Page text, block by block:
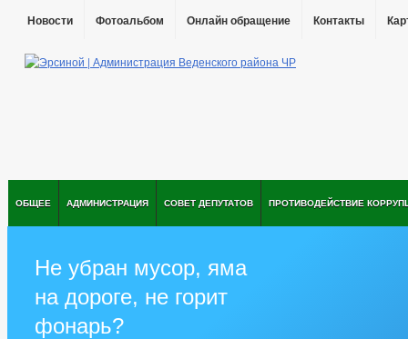
Новости Фотоальбом Онлайн обращение Контакты
ОБЩЕЕ АДМИНИСТРАЦИЯ СОВЕТ ДЕПУТАТОВ ПРОТИВОДЕЙСТВИЕ
Не убран мусор, яма
на дороге, не горит
фонарь?